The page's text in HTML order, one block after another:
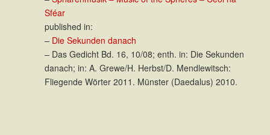
Sféar
published in:
– Die Sekunden danach
– Das Gedicht Bd. 16, 10/08; enth. in: Die Sekunden
danach; in: A. Grewe/H. Herbst/D. Mendlewitsch:
Fliegende Wörter 2011. Münster (Daedalus) 2010.